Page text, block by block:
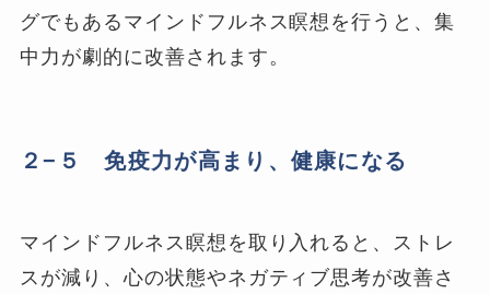
グでもあるマインドフルネス瞑想を行うと、集
中力が劇的に改善されます。
２−５ 免疫力が高まり、健康になる
マインドフルネス瞑想を取り入れると、ストレ
スが減り、心の状態やネガティブ思考が改善さ